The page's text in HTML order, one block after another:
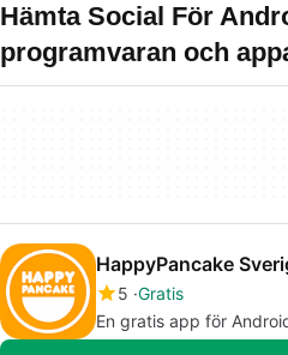
Hämta Social För
programvaran och
HappyPancake
5 Gratis
En gratis app för